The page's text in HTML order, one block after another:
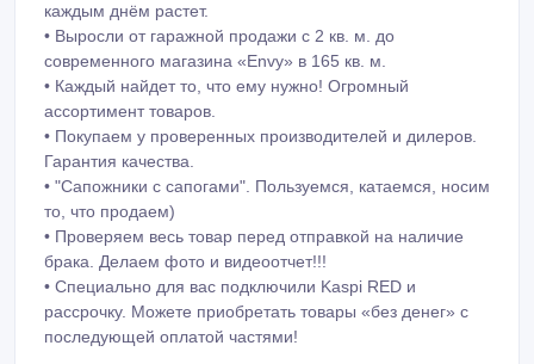
каждым днём растет.
• Выросли от гаражной продажи с 2 кв. м. до
современного магазина «Envy» в 165 кв. м.
• Каждый найдет то, что ему нужно! Огромный
ассортимент товаров.
• Покупаем у проверенных производителей и дилеров.
Гарантия качества.
• "Сапожники с сапогами". Пользуемся, катаемся, носим
то, что продаем)
• Проверяем весь товар перед отправкой на наличие
брака. Делаем фото и видеоотчет!!!
• Специально для вас подключили Kaspi RED и
рассрочку. Можете приобретать товары «без денег» с
последующей оплатой частями!